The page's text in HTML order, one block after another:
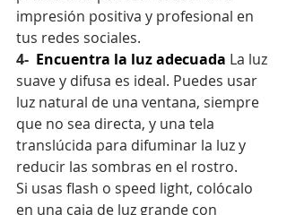
impresión positiva y profesional en
tus redes sociales.
4- Encuentra la luz adecuada La luz
suave y difusa es ideal. Puedes usar
luz natural de una ventana, siempre
que no sea directa, y una tela
translúcida para difuminar la luz y
reducir las sombras en el rostro.
Si usas flash o speed light, colócalo
en una caja de luz grande con